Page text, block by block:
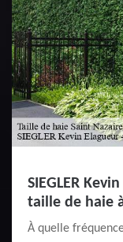
SIEGLER
taille de haie
À quelle